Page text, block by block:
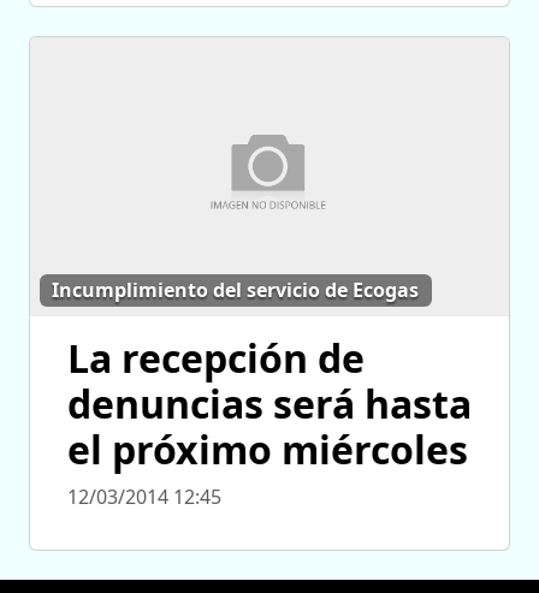
Incumplimiento del servicio de Ecogas
La recepción de
denuncias será hasta
el próximo miércoles
12/03/2014 12:45